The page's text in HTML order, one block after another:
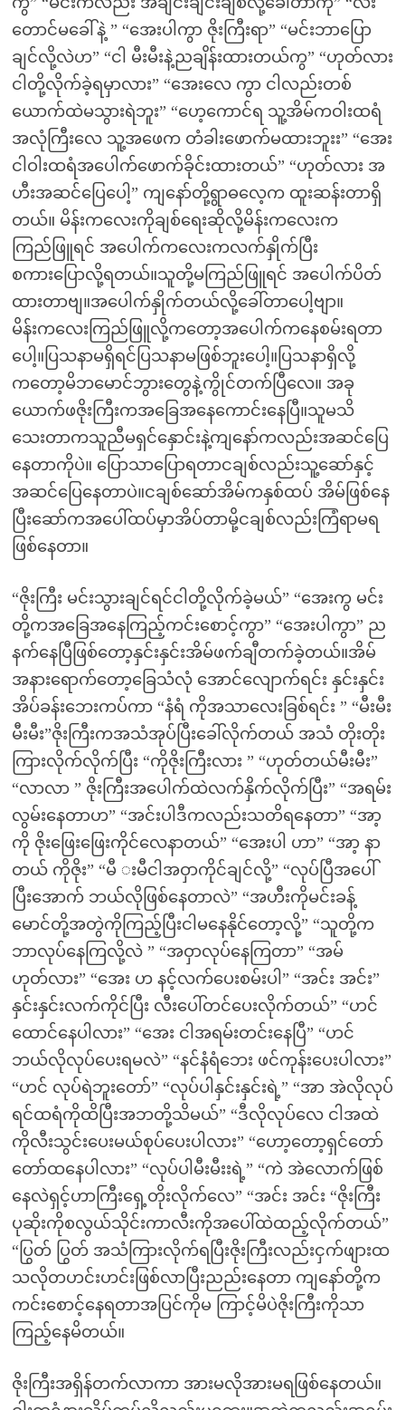
တောင်မခေါ်နဲ့ ” “အေးပါကွာ ဇိုးကြီးရာ” “မင်းဘာပြော
ချင်လို့လဲဟ” “ငါ မီးမီးနဲ့ညချိန်းထားတယ်ကွ” “ဟုတ်လား
ငါတို့လိုက်ခဲ့ရမှာလား” “အေးလေ ကွာ ငါလည်းတစ်
ယောက်ထဲမသွားရဲဘူး” “ဟေ့ကောင်ရ သူ့အိမ်ကဝါးထရံ
အလုံကြီးလေ သူ့အဖေက တံခါးဖောက်မထားဘူးး” “အေး
ငါဝါးထရံအပေါက်ဖောက်ခိုင်းထားတယ်” “ဟုတ်လား အ
ဟီးအဆင်ပြေပေါ့” ကျနော်တို့ရွာဓလေ့က ထူးဆန်းတာရှိ
တယ်။ မိန်းကလေးကိုချစ်ရေးဆိုလို့မိန်းကလေးက
ကြည်ဖြူရင် အပေါက်ကလေးကလက်နှိုက်ပြီး
စကားပြောလို့ရတယ်။သူတို့မကြည်ဖြူရင် အပေါက်ပိတ်
ထားတာဗျ။အပေါက်နှိုက်တယ်လို့ခေါ်တာပေါ့ဗျာ။
မိန်းကလေးကြည်ဖြူလို့ကတော့အပေါက်ကနေစမ်းရတာ
ပေါ့။ပြသနာမရှိရင်ပြသနာမဖြစ်ဘူးပေါ့။ပြသနာရှိလို့
ကတော့မိဘမောင်ဘွားတွေနဲ့ကွိုင်တက်ပြီလေ။ အခု
ယောက်ဖဇိုးကြီးကအခြေအနေကောင်းနေပြီ။သူမသိ
သေးတာကသူညီမရှင်နှောင်းနဲ့ကျနော်ကလည်းအဆင်ပြေ
နေတာကိုပဲ။ ပြောသာပြောရတာငချစ်လည်းသူ့ဆော်နှင့်
အဆင်ပြေနေတာပဲ။ငချစ်ဆော်အိမ်ကနှစ်ထပ် အိမ်ဖြစ်နေ
ပြီးဆော်ကအပေါ်ထပ်မှာအိပ်တာမို့ငချစ်လည်းကြံရာမရ
ဖြစ်နေတာ။
“ဇိုးကြီး မင်းသွားချင်ရင်ငါတို့လိုက်ခဲ့မယ်” “အေးကွ မင်း
တို့ကအခြေအနေကြည့်ကင်းစောင့်ကွာ” “အေးပါကွာ” ည
နက်နေပြီဖြစ်တော့နှင်းနှင်းအိမ်ဖက်ချီတက်ခဲ့တယ်။အိမ်
အနားရောက်တော့ခြေသံလုံ အောင်လျောက်ရင်း နှင်းနှင်း
အိပ်ခန်းဘေးကပ်ကာ “နံရံ ကိုအသာလေးခြစ်ရင်း ” “မီးမီး
မီးမီး”ဇိုးကြီးကအသံအုပ်ပြီးခေါ်လိုက်တယ် အသံ တိုးတိုး
ကြားလိုက်လိုက်ပြီး “ကိုဇိုးကြီးလား ” “ဟုတ်တယ်မီးမီး”
“လာလာ ” ဇိုးကြီးအပေါက်ထဲလက်နှိက်လိုက်ပြီး” “အရမ်း
လွမ်းနေတာဟ” “အင်းပါဒီကလည်းသတိရနေတာ” “အာ့
ကို ဇိုးဖြေးဖြေးကိုင်လေနာတယ်” “အေးပါ ဟာ” “အာ့ နာ
တယ် ကိုဇိုး” “မီ းမီငါအဝှာကိုင်ချင်လို့” “လုပ်ပြီအပေါ်
ပြီးအောက် ဘယ်လိုဖြစ်နေတာလဲ” “အဟီးကိုမင်းခန့်
မောင်တို့အတွဲကိုကြည့်ပြီးငါမနေနိုင်တော့လို့” “သူတို့က
ဘာလုပ်နေကြလို့လဲ ” “အဝှာလုပ်နေကြတာ” “အမ်
ဟုတ်လား” “အေး ဟ နင့်လက်ပေးစမ်းပါ” “အင်း အင်း”
နှင်းနှင်းလက်ကိုင်ပြီး လီးပေါ်တင်ပေးလိုက်တယ်” “ဟင်
ထောင်နေပါလား” “အေး ငါအရမ်းတင်းနေပြီ” “ဟင်
ဘယ်လိုလုပ်ပေးရမလဲ” “နင်နံရံဘေး ဖင်ကုန်းပေးပါလား”
“ဟင် လုပ်ရဲဘူးတော်” “လုပ်ပါနှင်းနှင်းရဲ့” “အာ အဲလိုလုပ်
ရင်ထရံကိုထိပြီးအဘတို့သိမယ်” “ဒီလိုလုပ်လေ ငါအထဲ
ကိုလီးသွင်းပေးမယ်စုပ်ပေးပါလား” “ဟော့တော့ရှင်တော်
တော်ထနေပါလား” “လုပ်ပါမီးမီးးရဲ့” “ကဲ အဲလောက်ဖြစ်
နေလဲရှင့်ဟာကြီးရှေ့တိုးလိုက်လေ” “အင်း အင်း “ဇိုးကြီး
ပုဆိုးကိုစလွယ်သိုင်းကာလီးကိုအပေါ်ထဲထည့်လိုက်တယ်”
“ပြွတ် ပြွတ် အသံကြားလိုက်ရပြီးဇိုးကြီးလည်းငှက်ဖျားထ
သလိုတဟင်းဟင်းဖြစ်လာပြီးညည်းနေတာ ကျနော်တို့က
ကင်းစောင့်နေရတာအပြင်ကိုမ ကြာင့်မိပဲဇိုးကြီးကိုသာ
ကြည့်နေမိတယ်။
ဇိုးကြီးအရှိန်တက်လာကာ အားမလိုအားမရဖြစ်နေတယ်။